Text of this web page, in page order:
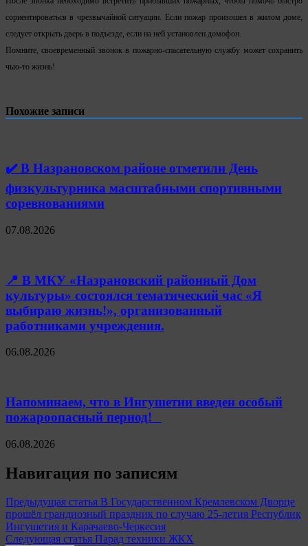
сориентироваться в чрезвычайной ситуации. Если пожар произошел в жилом доме,
следует открыть дверь в подъезде, если на ней установлен домофон.
Помните, своевременный звонок в пожарно-спасательную службу может сохранить
чью-то жизнь!
Похожие записи
✔️ В Назрановском районе отметили День
физкультурника масштабными спортивными
соревнованиями
07.08.2026
📍 В МКУ «Назрановский районный Дом
культуры» состоялся тематический час «Я
выбираю жизнь!», организованный
работниками учреждения.
06.08.2026
Напоминаем, что в Ингушетии введен особый
пожароопасный период!⁣⁣⠀
06.08.2026
Навигация по записям
Предыдущая статья В Государственном Кремлевском Дворце
прошёл грандиозный праздник по случаю 25-летия Республик
Ингушетия и Карачаево-Черкесия
Следующая статья Парад техники ЖКХ